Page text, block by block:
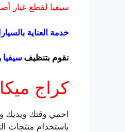
سيفيا لقطع غيار
خدمة العناية
نقوم بتنظيف سيفيا
كراج
احمي وقتك ويديك
باستخدام منتجات